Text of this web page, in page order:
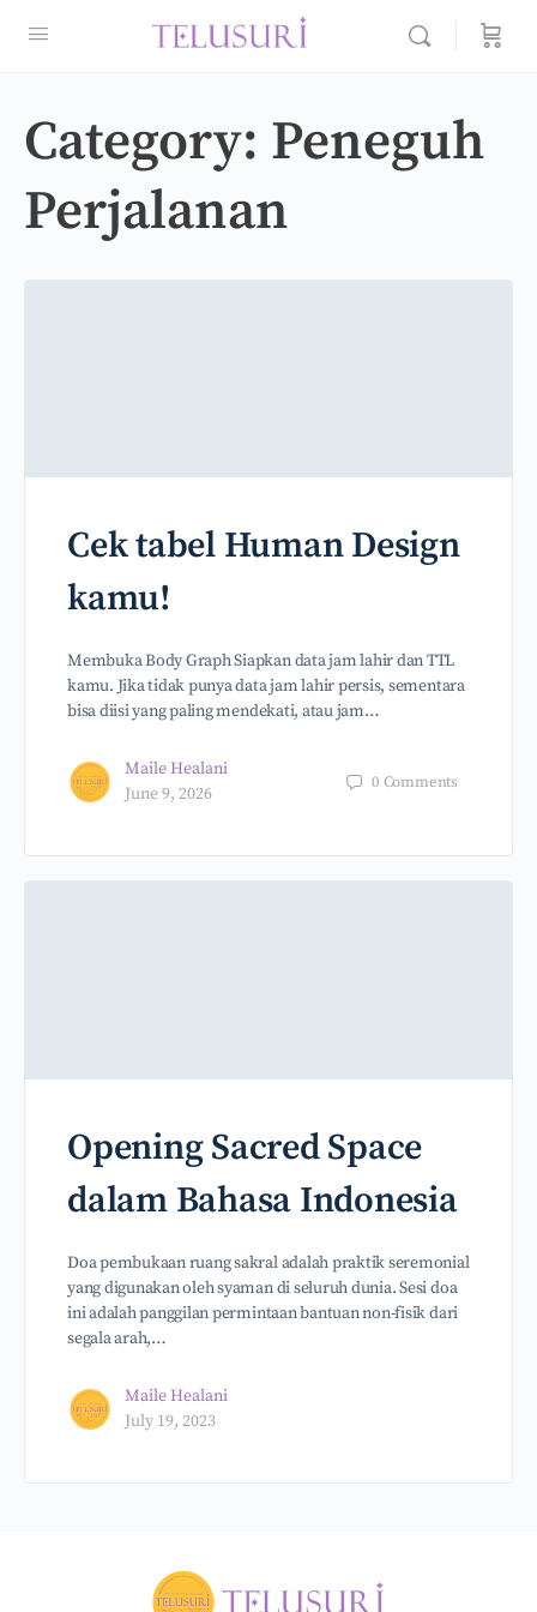
Category: Peneguh
Perjalanan
Cek tabel Human Design
kamu!
Membuka Body Graph Siapkan data jam lahir dan TTL
kamu. Jika tidak punya data jam lahir persis, sementara
bisa diisi yang paling mendekati, atau jam…
Maile Healani
June 9, 2026
0 Comments
Opening Sacred Space
dalam Bahasa Indonesia
Doa pembukaan ruang sakral adalah praktik seremonial
yang digunakan oleh syaman di seluruh dunia. Sesi doa
ini adalah panggilan permintaan bantuan non-fisik dari
segala arah,…
Maile Healani
July 19, 2023